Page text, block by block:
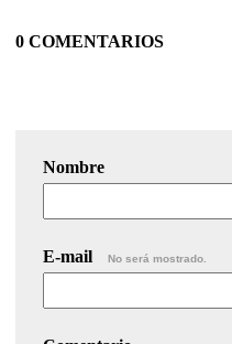
0 COMENTARIOS
Nombre
E-mail No será mostrado.